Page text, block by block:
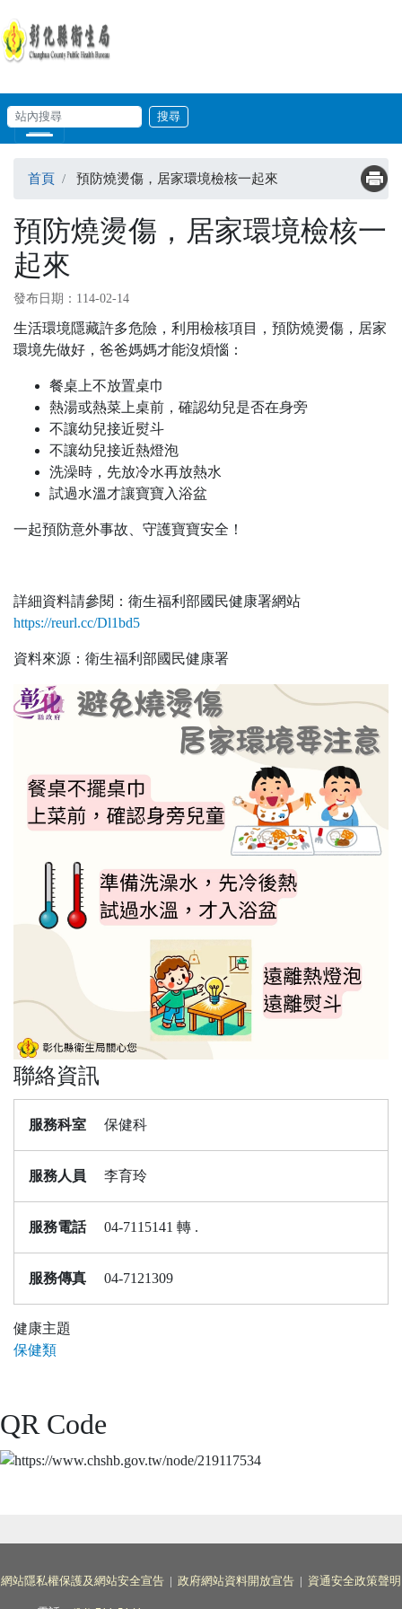
站內搜尋
輸入關鍵字
首頁 預防燒燙傷，居家環境檢核一起來
預防燒燙傷，居家環境檢核一
起來
發布日期：114-02-14
生活環境隱藏許多危險，利用檢核項目，預防燒燙傷，居家
環境先做好，爸爸媽媽才能沒煩惱：
餐桌上不放置桌巾
熱湯或熱菜上桌前，確認幼兒是否在身旁
不讓幼兒接近熨斗
不讓幼兒接近熱燈泡
洗澡時，先放冷水再放熱水
試過水溫才讓寶寶入浴盆
一起預防意外事故、守護寶寶安全！
詳細資料請參閱：衛生福利部國民健康署網站
https://reurl.cc/Dl1bd5
資料來源：衛生福利部國民健康署
聯絡資訊
服務科室 保健科
服務人員 李育玲
服務電話 04-7115141 轉 .
服務傳真 04-7121309
健康主題
保健類
QR Code
網站隱私權保護及網站安全宣告 | 政府網站資料開放宣告 | 資通安全政策聲明